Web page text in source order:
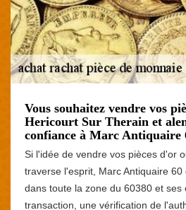
Vous souhaitez vendre vos
Hericourt Sur Therain et
confiance à Marc Antiquaire
Si l'idée de vendre vos pièces d'or
traverse l'esprit, Marc Antiquaire
dans toute la zone du 60380 et ses
transaction, une vérification de